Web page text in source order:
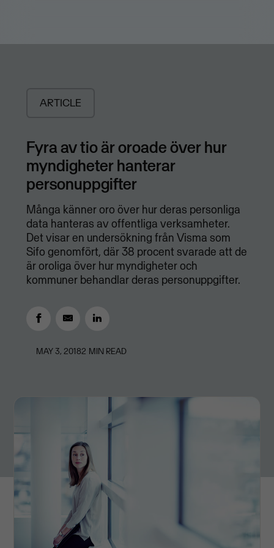
ARTICLE
Fyra av tio är oroade över hur
myndigheter hanterar
personuppgifter
Många känner oro över hur deras personliga
data hanteras av offentliga verksamheter.
Det visar en undersökning från Visma som
Sifo genomfört, där 38 procent svarade att de
är oroliga över hur myndigheter och
kommuner behandlar deras personuppgifter.
MAY 3, 20182 MIN READ